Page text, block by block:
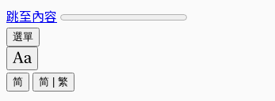
跳至內容
選單
简 简 繁